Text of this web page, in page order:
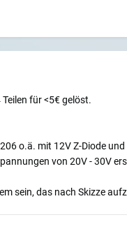
für <5€ gelöst.
o.ä. mit 12V Z-Diode
von 20V - 30V
sein, das nach Skizze